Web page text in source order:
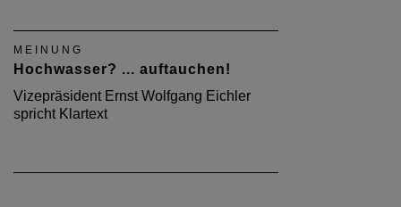
MEINUNG
Hochwasser? ... auftauchen!
Vizepräsident Ernst Wolfgang Eichler
spricht Klartext